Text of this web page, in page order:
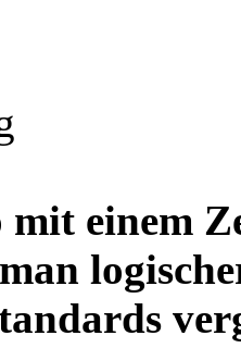
mit einem